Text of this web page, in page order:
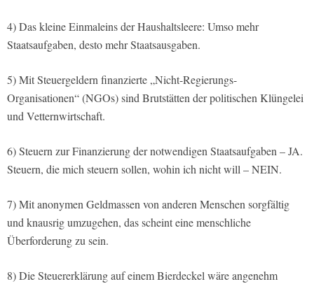
4) Das kleine Einmaleins der Haushaltsleere: Umso mehr
Staatsaufgaben, desto mehr Staatsausgaben.
5) Mit Steuergeldern finanzierte „Nicht-Regierungs-
Organisationen“ (NGOs) sind Brutstätten der politischen Klüngelei
und Vetternwirtschaft.
6) Steuern zur Finanzierung der notwendigen Staatsaufgaben – JA.
Steuern, die mich steuern sollen, wohin ich nicht will – NEIN.
7) Mit anonymen Geldmassen von anderen Menschen sorgfältig
und knausrig umzugehen, das scheint eine menschliche
Überforderung zu sein.
8) Die Steuererklärung auf einem Bierdeckel wäre angenehm